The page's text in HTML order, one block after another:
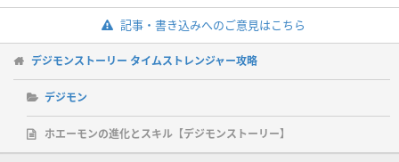
記事・書き込みへのご意見はこちら
デジモンストーリー タイムストレンジャー攻略
デジモン
ホエーモンの進化とスキル【デジモンストーリー】